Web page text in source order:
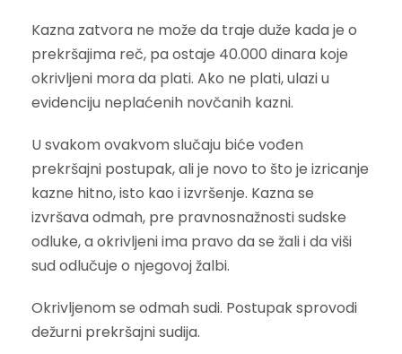
Kazna zatvora ne može da traje duže kada je o
prekršajima reč, pa ostaje 40.000 dinara koje
okrivljeni mora da plati. Ako ne plati, ulazi u
evidenciju neplaćenih novčanih kazni.
U svakom ovakvom slučaju biće vođen
prekršajni postupak, ali je novo to što je izricanje
kazne hitno, isto kao i izvršenje. Kazna se
izvršava odmah, pre pravnosnažnosti sudske
odluke, a okrivljeni ima pravo da se žali i da viši
sud odlučuje o njegovoj žalbi.
Okrivljenom se odmah sudi. Postupak sprovodi
dežurni prekršajni sudija.